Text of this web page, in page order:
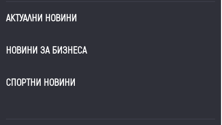
АКТУАЛНИ НОВИНИ
НОВИНИ ЗА БИЗНЕСА
СПОРТНИ НОВИНИ